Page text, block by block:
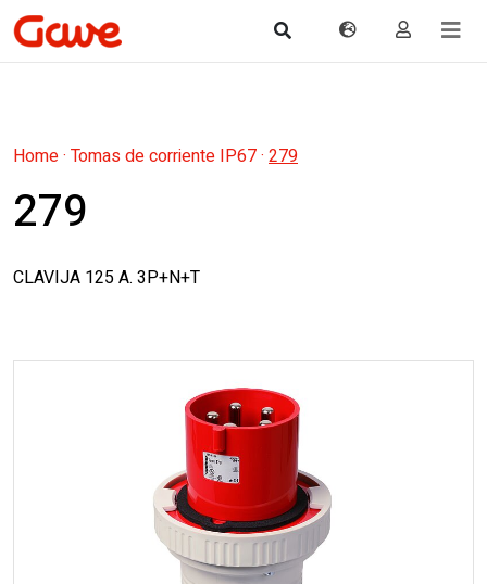
Home· Tomas de corriente IP67· 279
279
CLAVIJA 125 A. 3P+N+T